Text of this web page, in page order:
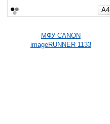
A4
МФУ CANON
imageRUNNER 1133